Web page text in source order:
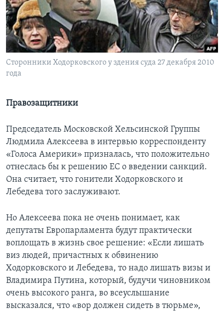
Learning English
СОЦИАЛЬНЫЕ СЕТИ
Сторонники Ходорковского у здения суда 27 декабря 2010
года
Правозащитники
Председатель Московской Хельсинской Группы
Людмила Алексеева в интервью корреспонденту
«Голоса Америки» призналась, что положительно
отнеслась бы к решению ЕС о введении санкций.
Она считает, что гонители Ходорковского и
Лебедева того заслуживают.
Но Алексеева пока не очень понимает, как
депутаты Европарламента будут практически
воплощать в жизнь свое решение: «Если лишать
виз людей, причастных к обвинению
Ходорковского и Лебедева, то надо лишать визы и
Владимира Путина, который, будучи чиновником
очень высокого ранга, во всеуслышание
высказался, что «вор должен сидеть в тюрьме»,